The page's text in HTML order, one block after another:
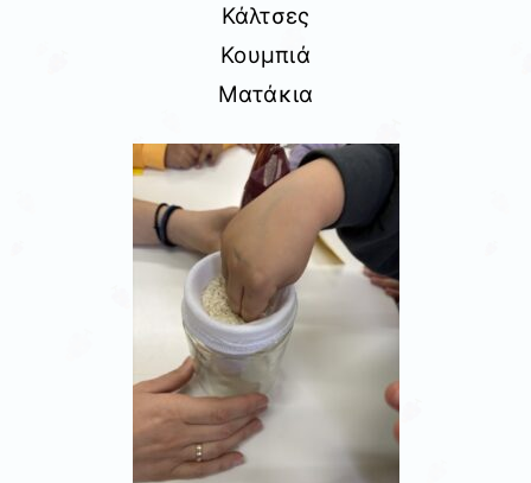
Κάλτσες
Κουμπιά
Ματάκια